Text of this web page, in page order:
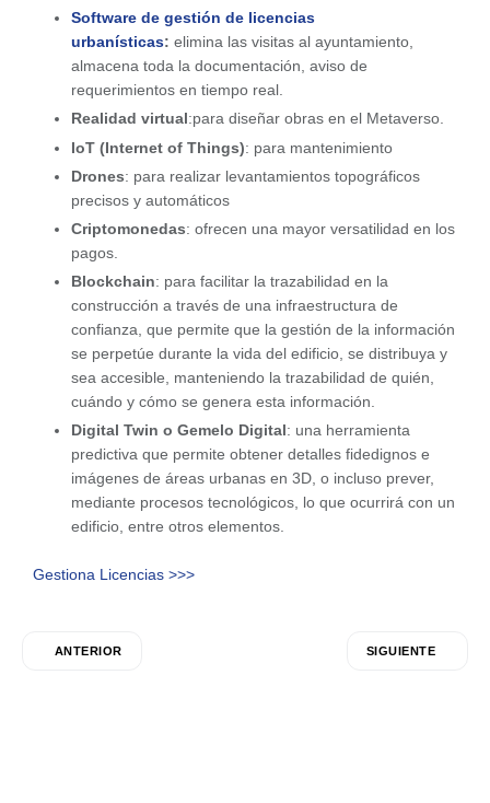
Software de gestión de licencias
urbanísticas: elimina las visitas al ayuntamiento,
almacena toda la documentación, aviso de
requerimientos en tiempo real.
Realidad virtual:para diseñar obras en el Metaverso.
IoT (Internet of Things): para mantenimiento
Drones: para realizar levantamientos topográficos
precisos y automáticos
Criptomonedas: ofrecen una mayor versatilidad en los
pagos.
Blockchain: para facilitar la trazabilidad en la
construcción a través de una infraestructura de
confianza, que permite que la gestión de la información
se perpetúe durante la vida del edificio, se distribuya y
sea accesible, manteniendo la trazabilidad de quién,
cuándo y cómo se genera esta información.
Digital Twin o Gemelo Digital: una herramienta
predictiva que permite obtener detalles fidedignos e
imágenes de áreas urbanas en 3D, o incluso prever,
mediante procesos tecnológicos, lo que ocurrirá con un
edificio, entre otros elementos.
Gestiona Licencias >>>
ANTERIOR SIGUIENTE